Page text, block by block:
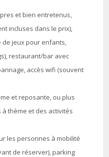
et bien entretenus,
incluses dans le prix),
jeux pour enfants,
restaurant/bar avec
accès wifi (souvent
et reposante, ou plus
thème et des activités
les personnes à mobilité
de réserver), parking